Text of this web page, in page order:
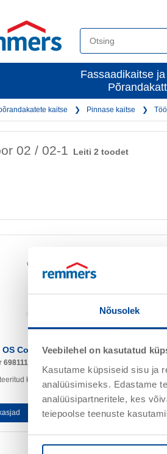
Nõusolek
Veebilehel on kasutatud
Kasutame küpsiseid sisu ja
analüüsimiseks. Edastame
analüüsipartneritele, kes
teiepoolse teenuste
Fassaadikaitse
kaitse Pinnase kaitse
02 / 02-1 Leiti 2 toodet
Color
698111
kattevärv